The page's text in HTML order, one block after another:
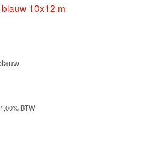
10x12 m
BTW